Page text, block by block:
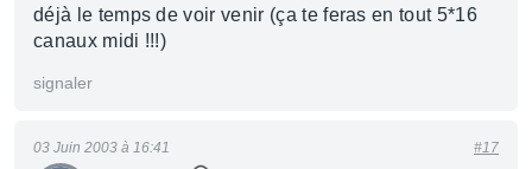
déjà le temps de voir venir (ça te feras en tout 5*16
canaux midi !!!)
signaler
03 Juin 2003 à 16:41 #17